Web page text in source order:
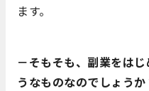
ます。
－そもそも、副業をは
うなものなのでしょうか